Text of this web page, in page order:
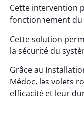
Cette intervention
fonctionnement du
Cette solution
la sécurité du
Grâce au
Médoc, les volets
efficacité et leur